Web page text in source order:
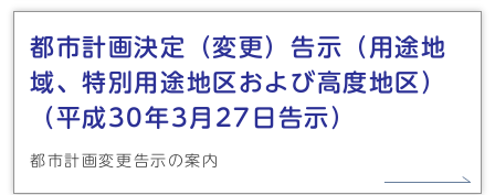
都市計画決定（変更）告示（用途地
域、特別用途地区および高度地区）
（平成30年3月27日告示）
都市計画変更告示の案内